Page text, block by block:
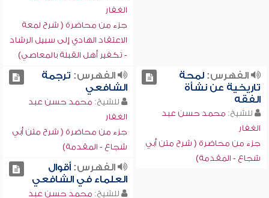
الغفار
جزء من محاضرة ( شرح لمعة
الاعتقاد الهادي إلى سبيل الرشاد
- تكفير أهل القبلة بالمعاصي)
الفهرس:لمحة
تاريخية عن نشأة
الفقه
للشيخ: محمد حسن عبد
الغفار
جزء من محاضرة ( شرح متن أبي
شجاع - المقدمة)
الفهرس: ترجمة
الشافعي
للشيخ: محمد حسن عبد
الغفار
جزء من محاضرة ( شرح متن أبي
شجاع - المقدمة)
الفهرس:أقوال
العلماء في الشافعي
للشيخ: محمد حسن عبد